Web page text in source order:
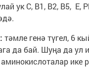
ук С, В1, В2, В5, Е,
тәмле генә түгел, 6
да бай. Шуңа да ул
ике